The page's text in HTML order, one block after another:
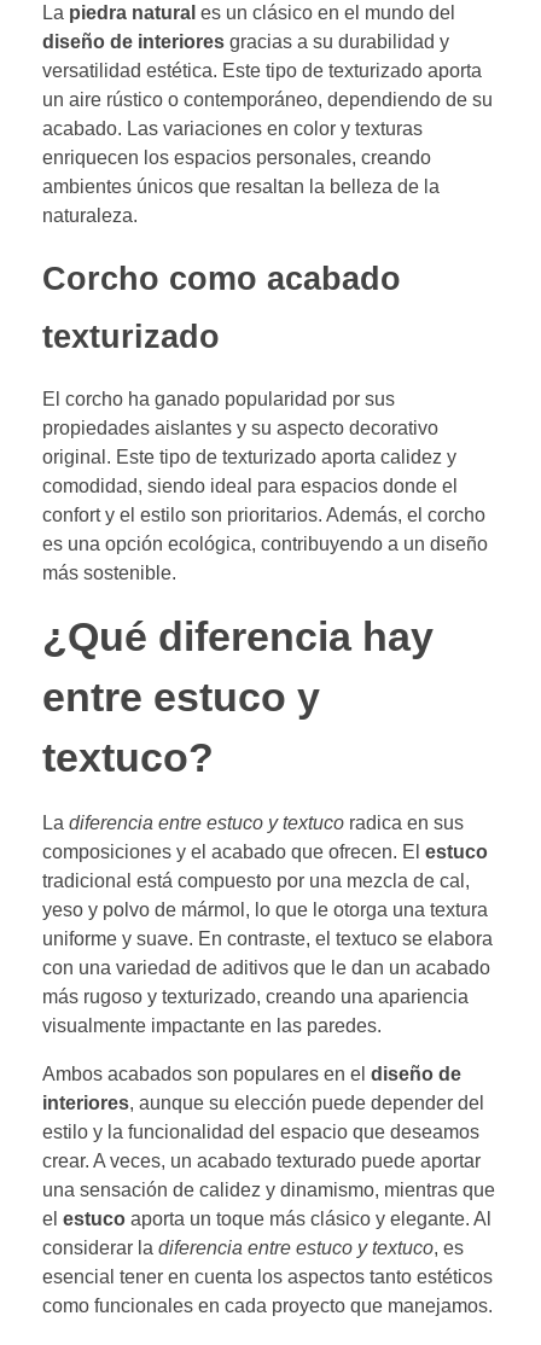
La piedra natural es un clásico en el mundo del
diseño de interiores gracias a su durabilidad y
versatilidad estética. Este tipo de texturizado aporta
un aire rústico o contemporáneo, dependiendo de su
acabado. Las variaciones en color y texturas
enriquecen los espacios personales, creando
ambientes únicos que resaltan la belleza de la
naturaleza.
Corcho como acabado
texturizado
El corcho ha ganado popularidad por sus
propiedades aislantes y su aspecto decorativo
original. Este tipo de texturizado aporta calidez y
comodidad, siendo ideal para espacios donde el
confort y el estilo son prioritarios. Además, el corcho
es una opción ecológica, contribuyendo a un diseño
más sostenible.
¿Qué diferencia hay
entre estuco y
textuco?
La diferencia entre estuco y textuco radica en sus
composiciones y el acabado que ofrecen. El estuco
tradicional está compuesto por una mezcla de cal,
yeso y polvo de mármol, lo que le otorga una textura
uniforme y suave. En contraste, el textuco se elabora
con una variedad de aditivos que le dan un acabado
más rugoso y texturizado, creando una apariencia
visualmente impactante en las paredes.
Ambos acabados son populares en el diseño de
interiores, aunque su elección puede depender del
estilo y la funcionalidad del espacio que deseamos
crear. A veces, un acabado texturado puede aportar
una sensación de calidez y dinamismo, mientras que
el estuco aporta un toque más clásico y elegante. Al
considerar la diferencia entre estuco y textuco, es
esencial tener en cuenta los aspectos tanto estéticos
como funcionales en cada proyecto que manejamos.